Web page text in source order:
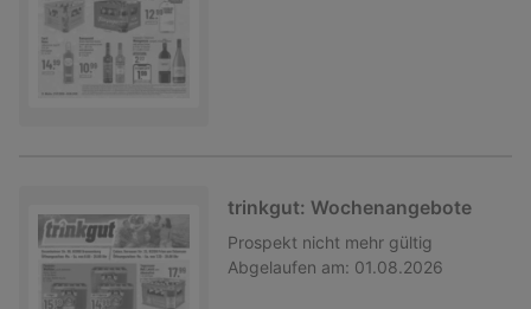
trinkgut: Wochenangebote
Prospekt nicht mehr gültig
Abgelaufen am: 01.08.2026